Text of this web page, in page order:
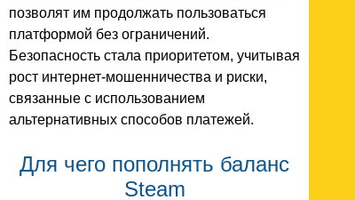
позволят им продолжать пользоваться
платформой без ограничений.
Безопасность стала приоритетом, учитывая
рост интернет-мошенничества и риски,
связанные с использованием
альтернативных способов платежей.
Для чего пополнять баланс
Steam